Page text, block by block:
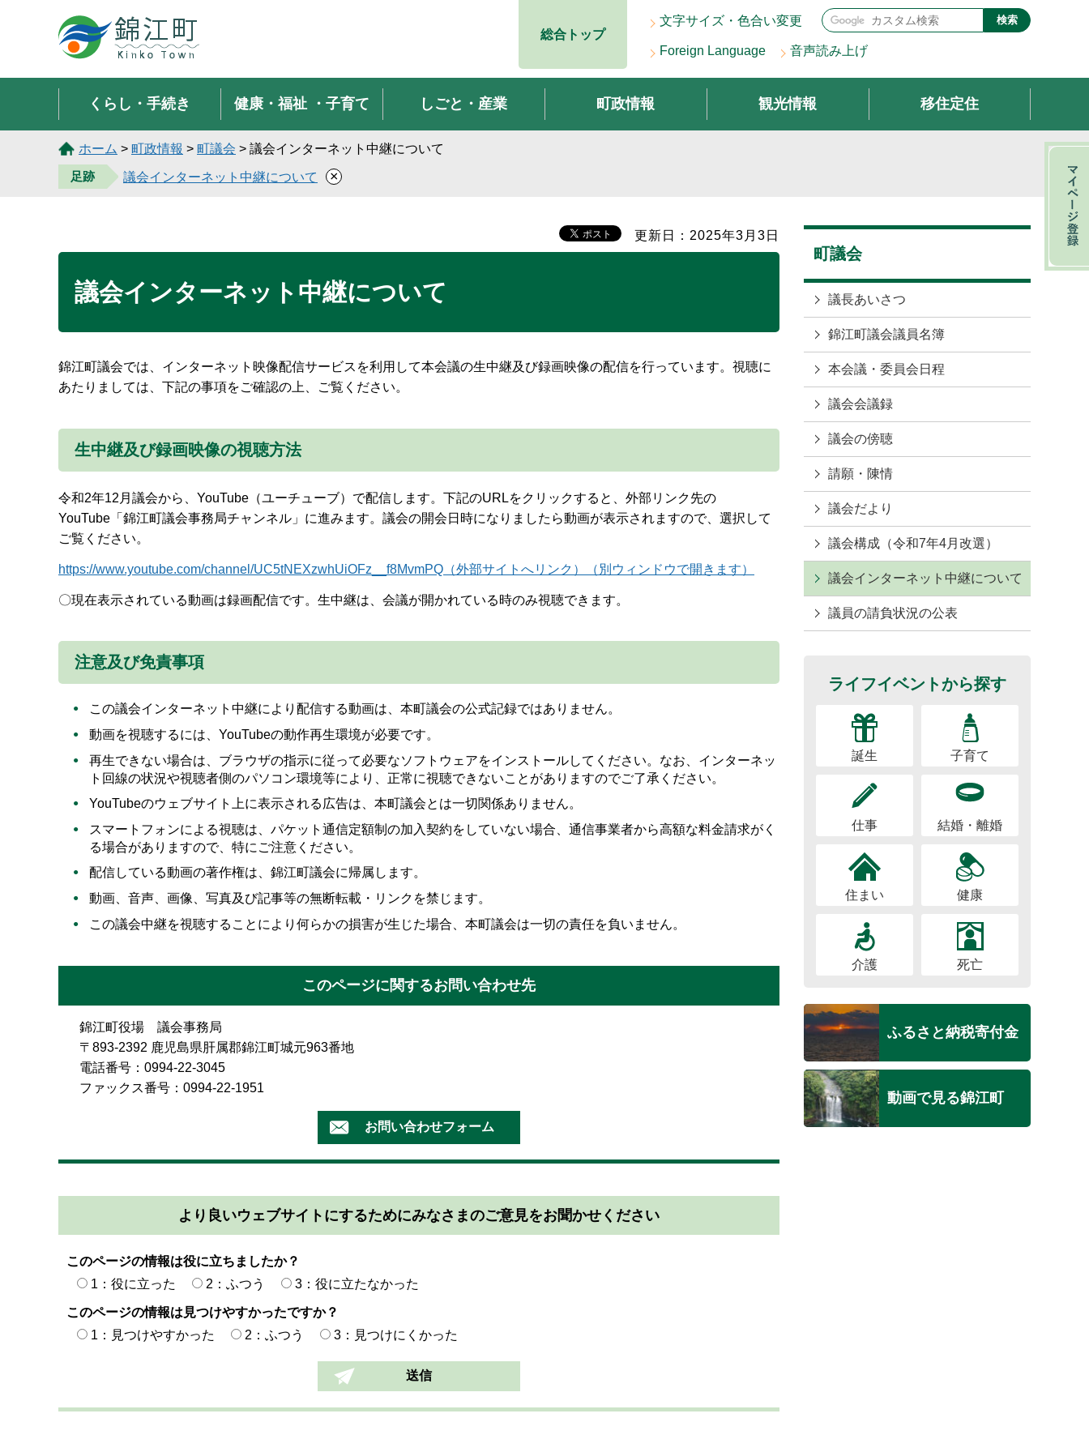
錦江町 Kinko Town
総合トップ
文字サイズ・色合い変更
Foreign Language 音声読み上げ
検索
くらし・手続き 健康・福祉・子育て しごと・産業 町政情報 観光情報 移住定住
ホーム > 町政情報 > 町議会 > 議会インターネット中継について
足跡
議会インターネット中継について ×
更新日：2025年3月3日
議会インターネット中継について
錦江町議会では、インターネット映像配信サービスを利用して本会議の生中継及び録画映像の配信を行っています。視聴に
あたりましては、下記の事項をご確認の上、ご覧ください。
生中継及び録画映像の視聴方法
令和2年12月議会から、YouTube（ユーチューブ）で配信します。下記のURLをクリックすると、外部リンク先の
YouTube「錦江町議会事務局チャンネル」に進みます。議会の開会日時になりましたら動画が表示されますので、選択して
ご覧ください。
https://www.youtube.com/channel/UC5tNEXzwhUiOFz__f8MvmPQ（外部サイトへリンク）（別ウィンドウで開きます）
〇現在表示されている動画は録画配信です。生中継は、会議が開かれている時のみ視聴できます。
注意及び免責事項
この議会インターネット中継により配信する動画は、本町議会の公式記録ではありません。
動画を視聴するには、YouTubeの動作再生環境が必要です。
再生できない場合は、ブラウザの指示に従って必要なソフトウェアをインストールしてください。なお、インターネッ
ト回線の状況や視聴者側のパソコン環境等により、正常に視聴できないことがありますのでご了承ください。
YouTubeのウェブサイト上に表示される広告は、本町議会とは一切関係ありません。
スマートフォンによる視聴は、パケット通信定額制の加入契約をしていない場合、通信事業者から高額な料金請求がく
る場合がありますので、特にご注意ください。
配信している動画の著作権は、錦江町議会に帰属します。
動画、音声、画像、写真及び記事等の無断転載・リンクを禁じます。
この議会中継を視聴することにより何らかの損害が生じた場合、本町議会は一切の責任を負いません。
このページに関するお問い合わせ先
錦江町役場 議会事務局
〒893-2392 鹿児島県肝属郡錦江町城元963番地
電話番号：0994-22-3045
ファックス番号：0994-22-1951
より良いウェブサイトにするためにみなさまのご意見をお聞かせください
このページの情報は役に立ちましたか？
1：役に立った
2：ふつう 3：役に立たなかった
このページの情報は見つけやすかったですか？
1：見つけやすかった
2：ふつう 3：見つけにくかった
町議会
議長あいさつ
錦江町議会議員名簿
本会議・委員会日程
議会会議録
議会の傍聴
請願・陳情
議会だより
議会構成（令和7年4月改選）
議会インターネット中継について
議員の請負状況の公表
ライフイベントから探す
誕生 子育て
仕事 結婚・離婚
住まい 健康
介護 死亡
ふるさと納税寄付金
動画で見る錦江町